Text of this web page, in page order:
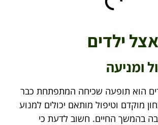
ילדים
ומניעה
הוא תופעה שכיחה המתפתחת כבר
מוקדם וטיפול מותאם יכולים למנוע
בהמשך החיים. חשוב לדעת כי